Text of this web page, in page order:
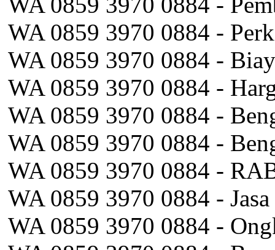
WA 0859 3970 0884 -
WA 0859 3970 0884 -
WA 0859 3970 0884 -
WA 0859 3970 0884 -
WA 0859 3970 0884 -
WA 0859 3970 0884 -
WA 0859 3970 0884 -
WA 0859 3970 0884 -